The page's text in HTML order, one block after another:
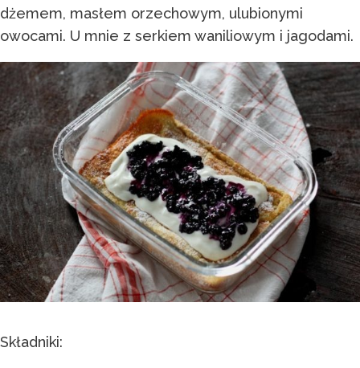
dżemem, masłem orzechowym, ulubionymi
owocami. U mnie z serkiem waniliowym i jagodami.
Składniki: